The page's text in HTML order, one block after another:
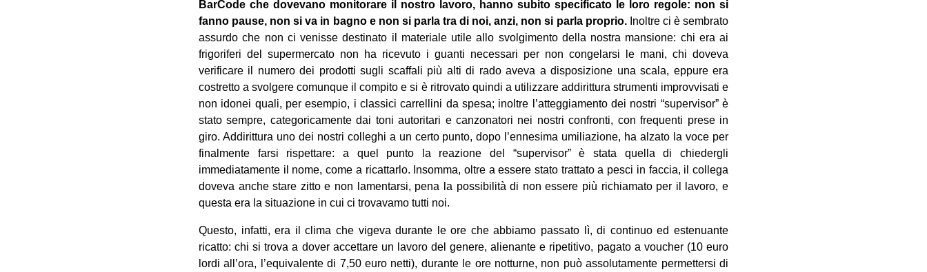
BarCode che dovevano monitorare il nostro lavoro, hanno subito specificato le loro regole: non si
fanno pause, non si va in bagno e non si parla tra di noi, anzi, non si parla proprio.Inoltre ci è sembrato
assurdo che non ci venisse destinato il materiale utile allo svolgimento della nostra mansione: chi era ai
frigoriferi del supermercato non ha ricevuto i guanti necessari per non congelarsi le mani, chi doveva
verificare il numero dei prodotti sugli scaffali più alti di rado aveva a disposizione una scala, eppure era
costretto a svolgere comunque il compito e si è ritrovato quindi a utilizzare addirittura strumenti improvvisati e
non idonei quali, per esempio, i classici carrellini da spesa; inoltre l’atteggiamento dei nostri “supervisor” è
stato sempre, categoricamente dai toni autoritari e canzonatori nei nostri confronti, con frequenti prese in
giro. Addirittura uno dei nostri colleghi a un certo punto, dopo l’ennesima umiliazione, ha alzato la voce per
finalmente farsi rispettare: a quel punto la reazione del “supervisor” è stata quella di chiedergli
immediatamente il nome, come a ricattarlo. Insomma, oltre a essere stato trattato a pesci in faccia, il collega
doveva anche stare zitto e non lamentarsi, pena la possibilità di non essere più richiamato per il lavoro, e
questa era la situazione in cui ci trovavamo tutti noi.
Questo, infatti, era il clima che vigeva durante le ore che abbiamo passato lì, di continuo ed estenuante
ricatto: chi si trova a dover accettare un lavoro del genere, alienante e ripetitivo, pagato a voucher (10 euro
lordi all’ora, l’equivalente di 7,50 euro netti), durante le ore notturne, non può assolutamente permettersi di